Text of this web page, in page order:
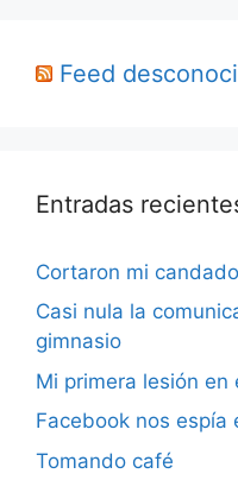
Feed
Entradas
Cortaron mi candado
Casi nula la
gimnasio
Mi primera lesión en
Facebook nos espía
Tomando café